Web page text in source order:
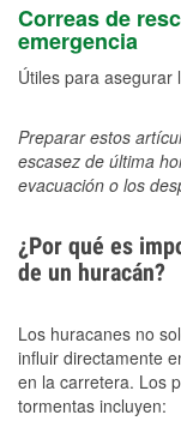
Correas de
emergencia
Útiles para asegurar
Preparar estos
escasez de última
evacuación o los
¿Por qué es
de un huracán?
Los huracanes no
influir directamente
en la carretera. Los
tormentas incluyen: